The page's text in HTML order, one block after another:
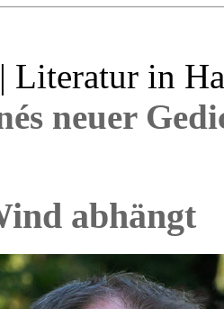
Literatur in
neuer
abhängt